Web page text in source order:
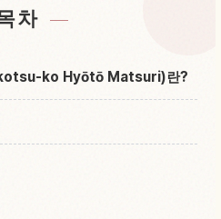
Koori No Bijutsukan 근
↗
차
ko Hyōtō Matsuri)란?